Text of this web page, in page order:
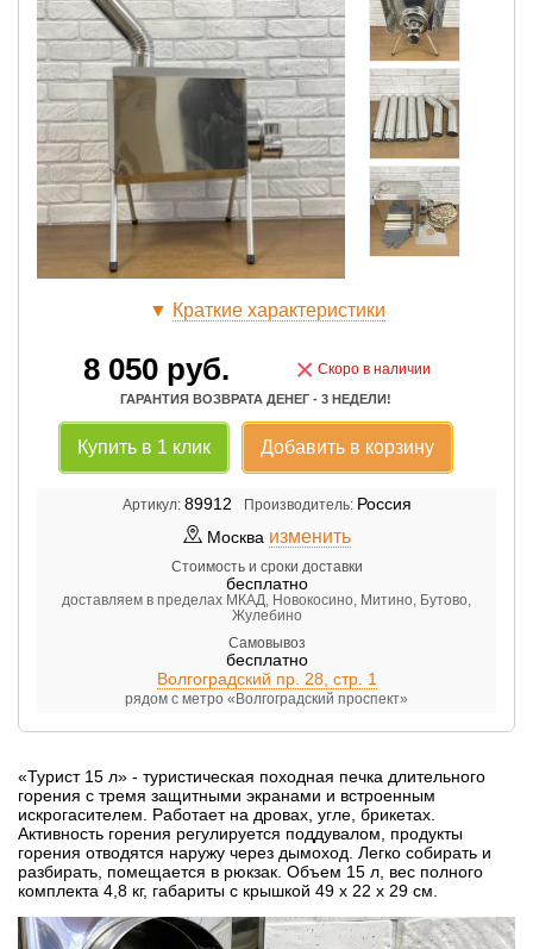
▼ Краткие характеристики
8 050руб. × Скоро в наличии
ГАРАНТИЯ ВОЗВРАТА ДЕНЕГ - 3 НЕДЕЛИ!
Купить в 1 клик Добавить в корзину
Артикул: 89912 Производитель: Россия
Москва изменить
Стоимость и сроки доставки
бесплатно
доставляем в пределах МКАД, Новокосино, Митино, Бутово,
Жулебино
Самовывоз
бесплатно
Волгоградский пр. 28, стр. 1
рядом с метро «Волгоградский проспект»
«Турист 15 л» - туристическая походная печка длительного
горения с тремя защитными экранами и встроенным
искрогасителем. Работает на дровах, угле, брикетах.
Активность горения регулируется поддувалом, продукты
горения отводятся наружу через дымоход. Легко собирать и
разбирать, помещается в рюкзак. Объем 15 л, вес полного
комплекта 4,8 кг, габариты с крышкой 49 х 22 х 29 см.